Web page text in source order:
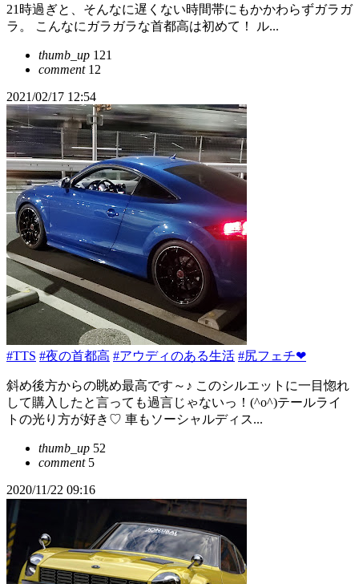
21時過ぎと、そんなに遅くない時間帯にもかかわらずガラガ
ラ。 こんなにガラガラな首都高は初めて！ ル...
thumb_up 121
comment12
2021/02/17 12:54
#TTS #夜の首都高 #アウディのある生活 #尻フェチ❤
斜め後方からの眺め最高です～♪ このシルエットに一目惚れ
して購入したと言っても過言じゃないっ！(^o^)テールライ
トの光り方が好き♡ 車もソーシャルディス...
thumb_up 52
comment5
2020/11/22 09:16